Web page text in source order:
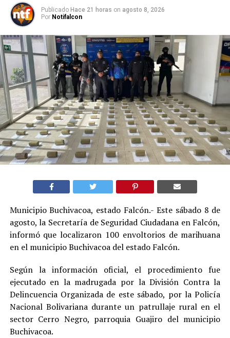
Publicado Hace 21 horas on agosto 8, 2026
Por Notifalcon
Municipio Buchivacoa, estado Falcón.- Este sábado 8 de
agosto, la Secretaría de Seguridad Ciudadana en Falcón,
informó que localizaron 100 envoltorios de marihuana
en el municipio Buchivacoa del estado Falcón.
Según la información oficial, el procedimiento fue
ejecutado en la madrugada por la División Contra la
Delincuencia Organizada de este sábado, por la Policía
Nacional Bolivariana durante un patrullaje rural en el
sector Cerro Negro, parroquia Guajiro del municipio
Buchivacoa.